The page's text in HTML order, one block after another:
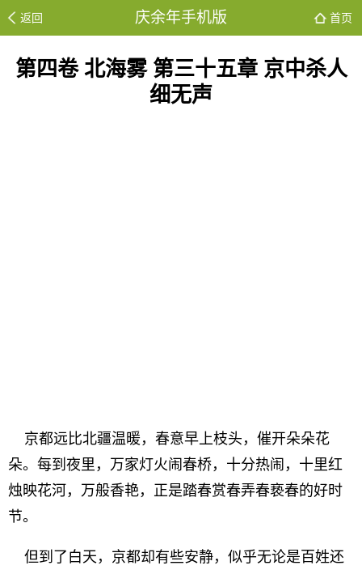
返回 庆余年手机版 首页
第四卷 北海雾 第三十五章 京中杀人
细无声
京都远比北疆温暖，春意早上枝头，催开朵朵花
朵。每到夜里，万家灯火闹春桥，十分热闹，十里红
烛映花河，万般香艳，正是踏春赏春弄春亵春的好时
节。
但到了白天，京都却有些安静，似乎无论是百姓还